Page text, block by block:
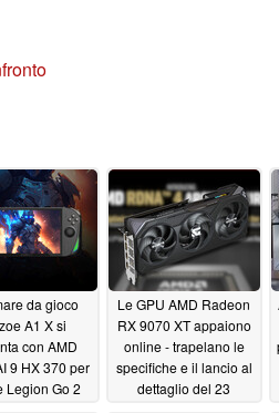
da gioco
A1 X si
con AMD
9 HX 370 per
Legion Go 2
Le GPU AMD Radeon
RX 9070 XT appaiono
online - trapelano le
specifiche e il lancio al
dettaglio del 23